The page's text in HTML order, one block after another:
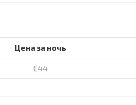
Цена за ночь
€44